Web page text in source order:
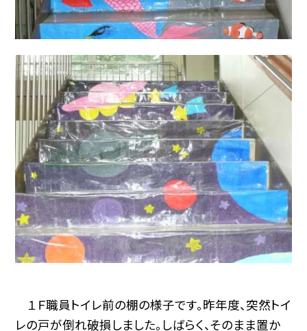
１Ｆ職員トイレ前の棚の様子です。昨年度、突然トイ
レの戸が倒れ破損しました。しばらく、そのまま置か